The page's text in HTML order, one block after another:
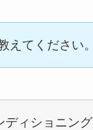
えてください。
ディショニング